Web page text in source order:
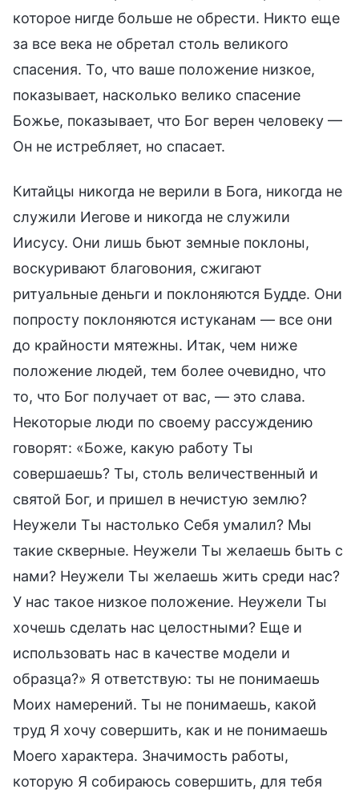
которое нигде больше не обрести. Никто еще
за все века не обретал столь великого
спасения. То, что ваше положение низкое,
показывает, насколько велико спасение
Божье, показывает, что Бог верен человеку —
Он не истребляет, но спасает.
Китайцы никогда не верили в Бога, никогда не
служили Иегове и никогда не служили
Иисусу. Они лишь бьют земные поклоны,
воскуривают благовония, сжигают
ритуальные деньги и поклоняются Будде. Они
попросту поклоняются истуканам — все они
до крайности мятежны. Итак, чем ниже
положение людей, тем более очевидно, что
то, что Бог получает от вас, — это слава.
Некоторые люди по своему рассуждению
говорят: «Боже, какую работу Ты
совершаешь? Ты, столь величественный и
святой Бог, и пришел в нечистую землю?
Неужели Ты настолько Себя умалил? Мы
такие скверные. Неужели Ты желаешь быть с
нами? Неужели Ты желаешь жить среди нас?
У нас такое низкое положение. Неужели Ты
хочешь сделать нас целостными? Еще и
использовать нас в качестве модели и
образца?» Я ответствую: ты не понимаешь
Моих намерений. Ты не понимаешь, какой
труд Я хочу совершить, как и не понимаешь
Моего характера. Значимость работы,
которую Я собираюсь совершить, для тебя